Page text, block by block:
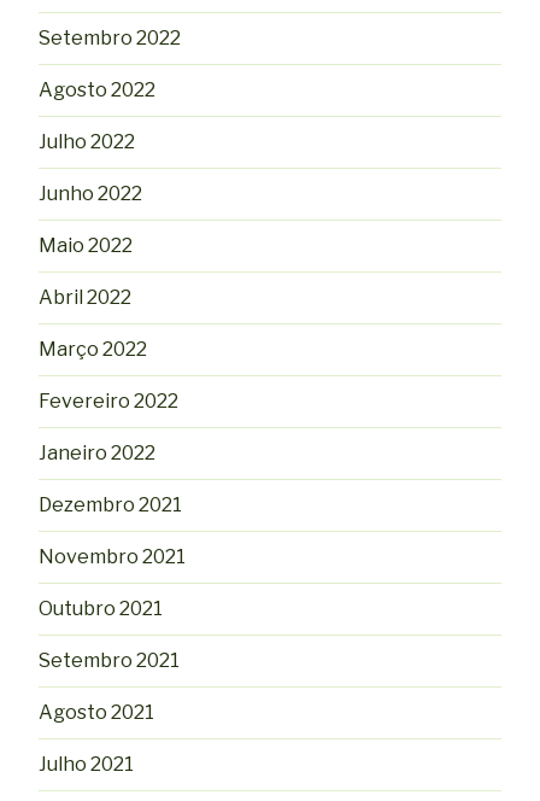
Setembro 2022
Agosto 2022
Julho 2022
Junho 2022
Maio 2022
Abril 2022
Março 2022
Fevereiro 2022
Janeiro 2022
Dezembro 2021
Novembro 2021
Outubro 2021
Setembro 2021
Agosto 2021
Julho 2021